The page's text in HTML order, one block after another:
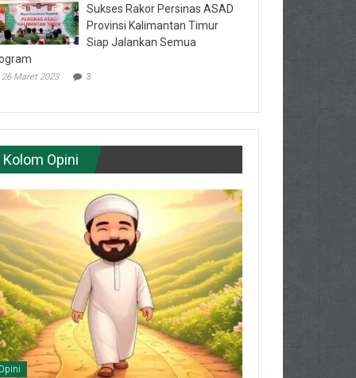
Sukses Rakor Persinas ASAD
Provinsi Kalimantan Timur
Siap Jalankan Semua
26 Maret 2023 3
Kolom Opini